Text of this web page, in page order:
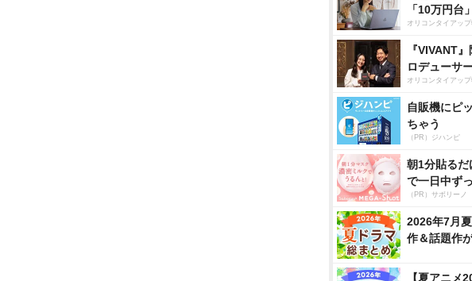
「10万円台
オリコンタイアップ
『VIVANT
ロデューサ
オリコンタイアップ
自販機にピ
ちゃう
（PR）ジハンピ
朝1分貼る
で一日中ず
（PR）サボリーノ
2026年7月
作＆話題作
【夏アニメ